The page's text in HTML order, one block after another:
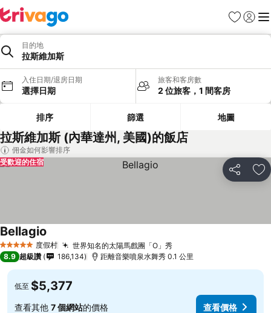
我的最愛
登入 選
目的地
拉斯維加斯
入住日期/退房日期
選擇日期
旅客和客房數
2 位旅客，1 間客房
排序 篩選 地圖
拉斯維加斯 (內華達州, 美國)的飯店
佣金如何影響排序
分享 加
受歡迎的住宿
5 星級 度假村 世界知名的太陽馬戲團「O」秀查看價格
Bellagio
8.9 超級讚 186,134 距離音樂噴泉水舞秀 0.1 公里
低至 $5,377
查看其他 7 個網站的價格 查看價格